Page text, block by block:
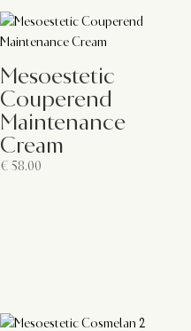
Mesoestetic
Couperend
Maintenance
Cream
€ 58.00